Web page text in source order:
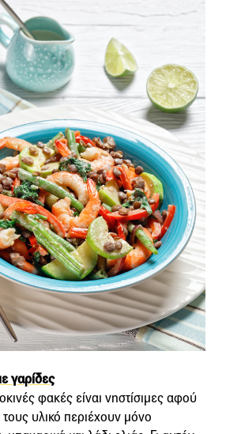
γαρίδες
φακές είναι νηστίσιμες αφού
υλικό περιέχουν μόνο